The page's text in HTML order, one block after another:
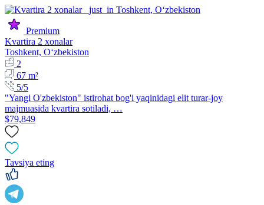
Premium
Kvartira 2 xonalar
Toshkent, Oʻzbekiston
2
67 m²
5/5
"Yangi O'zbekiston" istirohat bog'i yaqinidagi elit turar-joy
majmuasida kvartira sotiladi, …
$79,849
Tavsiya eting